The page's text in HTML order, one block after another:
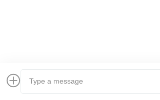
Makinesi Tank Tüm Konumlu